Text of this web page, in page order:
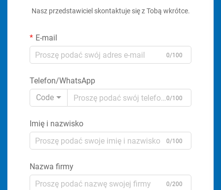
Nasz przedstawiciel skontaktuje się z Tobą wkrótce.
E-mail
0/100
Telefon/WhatsApp
Code
0/100
Imię i nazwisko
0/100
Nazwa firmy
0/200